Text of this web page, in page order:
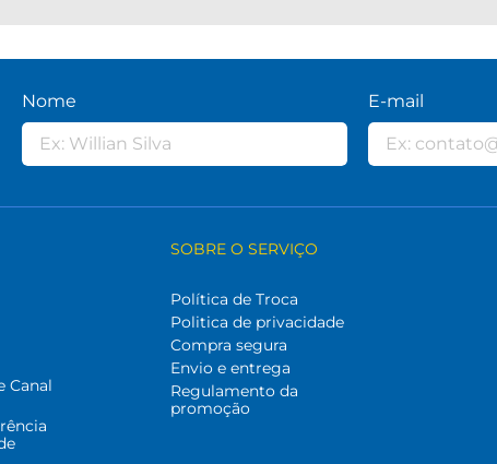
Nome E-mail
Canal
SOBRE O SERVIÇO
Política de Troca
Politica de privacidade
Compra segura
Envio e entrega
Regulamento da
promoção